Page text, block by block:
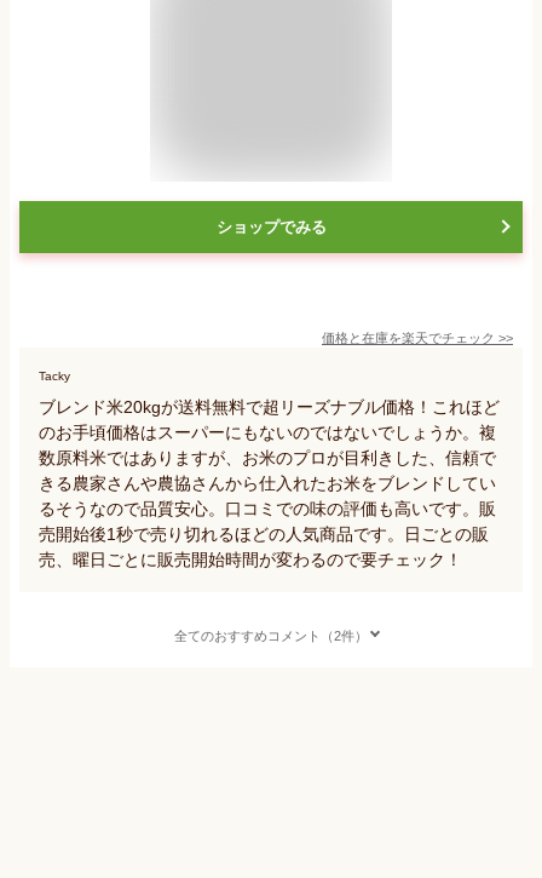
ショップでみる
価格と在庫を楽天でチェック >>
Tacky
ブレンド米20kgが送料無料で超リーズナブル価格！これほど
のお手頃価格はスーパーにもないのではないでしょうか。複
数原料米ではありますが、お米のプロが目利きした、信頼で
きる農家さんや農協さんから仕入れたお米をブレンドしてい
るそうなので品質安心。口コミでの味の評価も高いです。販
売開始後1秒で売り切れるほどの人気商品です。日ごとの販
売、曜日ごとに販売開始時間が変わるので要チェック！
全てのおすすめコメント（2件）